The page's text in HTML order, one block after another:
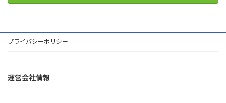
プライバシーポリシー
運営会社情報